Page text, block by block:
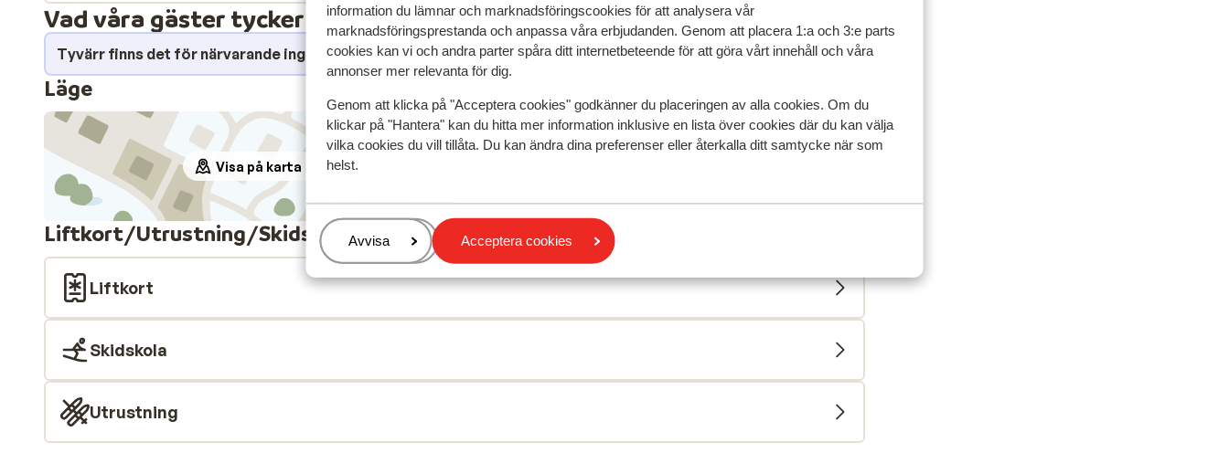
information du lämnar och marknadsföringscookies för att analysera vår
marknadsföringsprestanda och anpassa våra erbjudanden. Genom att placera 1:a och 3:e parts
cookies kan vi och andra parter spåra ditt internetbeteende för att göra vårt innehåll och våra
annonser mer relevanta för dig.
Genom att klicka på "Acceptera cookies" godkänner du placeringen av alla cookies. Om du
klickar på "Hantera" kan du hitta mer information inklusive en lista över cookies där du kan välja
vilka cookies du vill tillåta. Du kan ändra dina preferenser eller återkalla ditt samtycke när som
helst.
Hantera
Avvisa Acceptera cookies
Vad våra gäster tycker
Tyvärr finns det för närvarande inga omdömen för detta boende.
Läge
Visa på karta
I området
Liftkort/Utrustning/Skidskola
Liftkort
Skidskola
Utrustning